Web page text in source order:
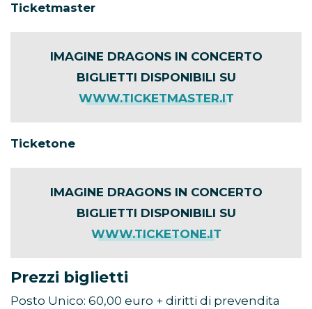
Ticketmaster
IMAGINE DRAGONS IN CONCERTO
BIGLIETTI DISPONIBILI SU
WWW.TICKETMASTER.IT
Ticketone
IMAGINE DRAGONS IN CONCERTO
BIGLIETTI DISPONIBILI SU
WWW.TICKETONE.IT
Prezzi biglietti
Posto Unico: 60,00 euro + diritti di prevendita